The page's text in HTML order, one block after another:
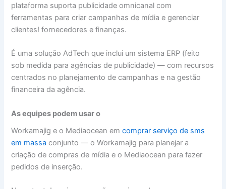
plataforma suporta publicidade omnicanal com
ferramentas para criar campanhas de mídia e gerenciar
clientes! fornecedores e finanças.
É uma solução AdTech que inclui um sistema ERP (feito
sob medida para agências de publicidade) — com recursos
centrados no planejamento de campanhas e na gestão
financeira da agência.
As equipes podem usar o
Workamajig e o Mediaocean emcomprar serviço de sms
em massa conjunto — o Workamajig para planejar a
criação de compras de mídia e o Mediaocean para fazer
pedidos de inserção.